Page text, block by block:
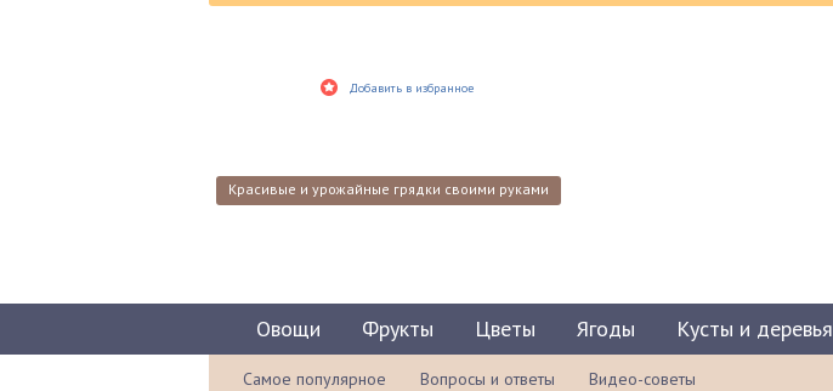
Красивые и урожайные грядки своими руками
Овощи Фрукты Цветы Ягоды Кусты и деревья
Самое популярное Вопросы и ответы Видео-советы
Добавить в избранное